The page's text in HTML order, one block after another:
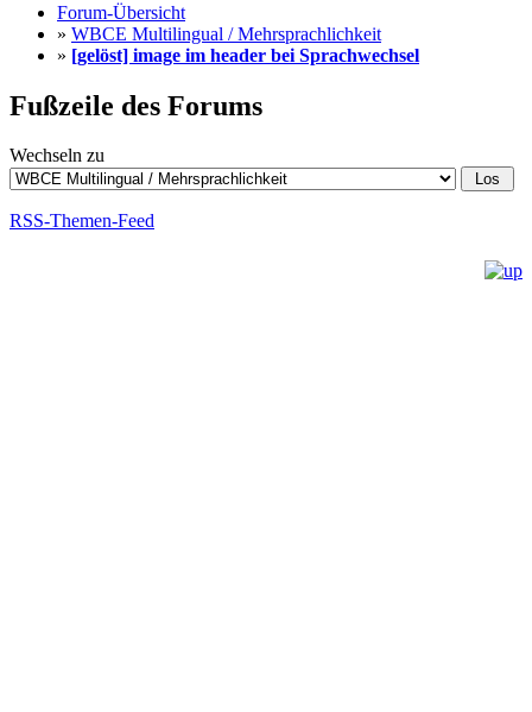
Forum-Übersicht
» WBCE Multilingual / Mehrsprachlichkeit
» [gelöst] image im header bei Sprachwechsel
Fußzeile des Forums
Wechseln zu
RSS-Themen-Feed